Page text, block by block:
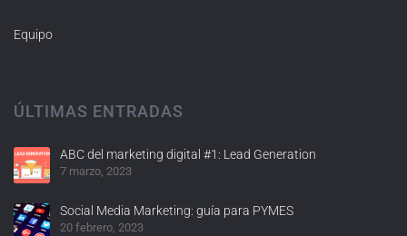
Equipo
ÚLTIMAS ENTRADAS
ABC del marketing digital #1: Lead Generation
7 marzo, 2023
Social Media Marketing: guía para PYMES
20 febrero, 2023